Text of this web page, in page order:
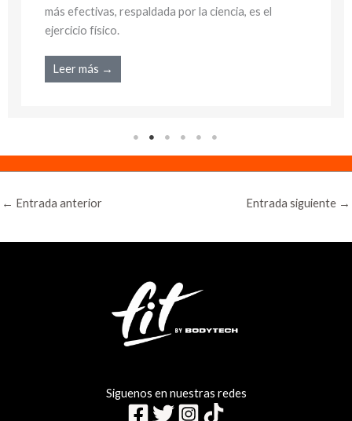
más efectivas, respaldada por la ciencia, es el
ejercicio físico.
Leer más →
← Entrada anterior Entrada siguiente →
Siguenos en nuestras redes